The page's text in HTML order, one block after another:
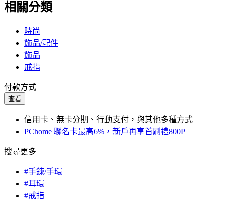
相關分類
時尚
飾品/配件
飾品
戒指
付款方式
查看
信用卡、無卡分期、行動支付，與其他多種方式
PChome 聯名卡最高6%，新戶再享首刷禮800P
搜尋更多
#手鍊/手環
#耳環
#戒指